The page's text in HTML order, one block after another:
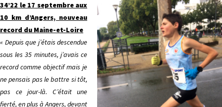
34’22 le 17 septembre aux
10 km d’Angers, nouveau
record du Maine-et-Loire
« Depuis que j’étais descendue
sous les 35 minutes, j’avais ce
record comme objectif mais je
ne pensais pas le battre si tôt,
pas ce jour-là. C’était une
fierté, en plus à Angers, devant